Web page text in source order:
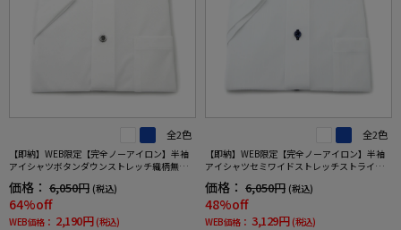
全2色
【即納】WEB限定【完全ノーアイロン】半袖
アイシャツボタンダウンストレッチ織柄無地i-
価格： 6,050円 (税込)
64%off
WEB価格： 2,190円 (税込)
全2色
【即納】WEB限定【完全ノーアイロン】半袖
アイシャツセミワイドストレッチストライプi-
価格： 6,050円 (税込)
48%off
WEB価格： 3,129円 (税込)